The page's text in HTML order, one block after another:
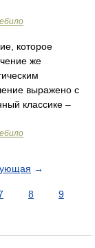
которое
же
выражено с
классике –
→
8
9